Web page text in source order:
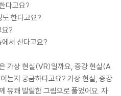
다고요?
도 한다고요?
요?
서 산다고요?
가상 현실(VR)일까요, 증강 현실(A
는지 궁금하다고요? 가상 현실, 증강
유쾌 발랄한 그림으로 풀었어요. 자